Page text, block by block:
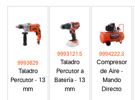
Taladro
Percutor - 13
mm
9993829
Taladro
Percutor a
Batería - 13
mm
9993121.5
Compresor
de Aire -
Mando
Directo
9994222.3